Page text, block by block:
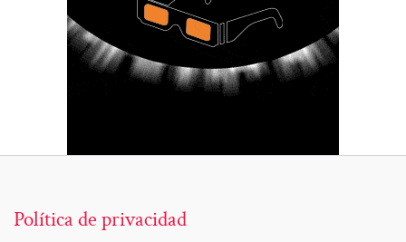
Política de privacidad